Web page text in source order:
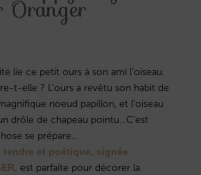
lie ce petit ours à son ami l’oiseau.
t-elle ? L’ours a revêtu son habit de
noeud papillon, et l’oiseau
drôle de chapeau pointu…C’est
se prépare…
et poétique, signée
est parfaite pour décorer la